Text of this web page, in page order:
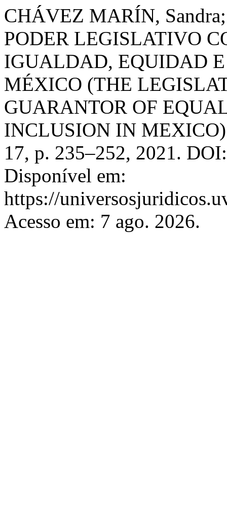
CHÁVEZ MARÍN,
PODER LEGISLATIVO
IGUALDAD, EQUIDAD
MÉXICO (THE
GUARANTOR OF
INCLUSION IN
17, p. 235–252, 2021.
Disponível em:
https://
Acesso em: 7 ago. 2026.